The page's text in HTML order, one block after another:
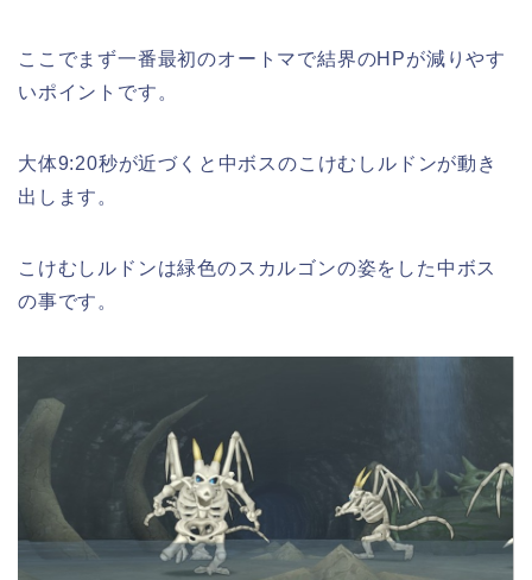
ここでまず一番最初のオートマで結界のHPが減りやす
いポイントです。
大体9:20秒が近づくと中ボスのこけむしルドンが動き
出します。
こけむしルドンは緑色のスカルゴンの姿をした中ボス
の事です。